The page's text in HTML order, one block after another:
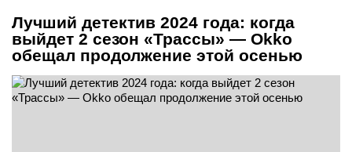
Лучший детектив 2024 года: когда
выйдет 2 сезон «Трассы» — Okko
обещал продолжение этой осенью